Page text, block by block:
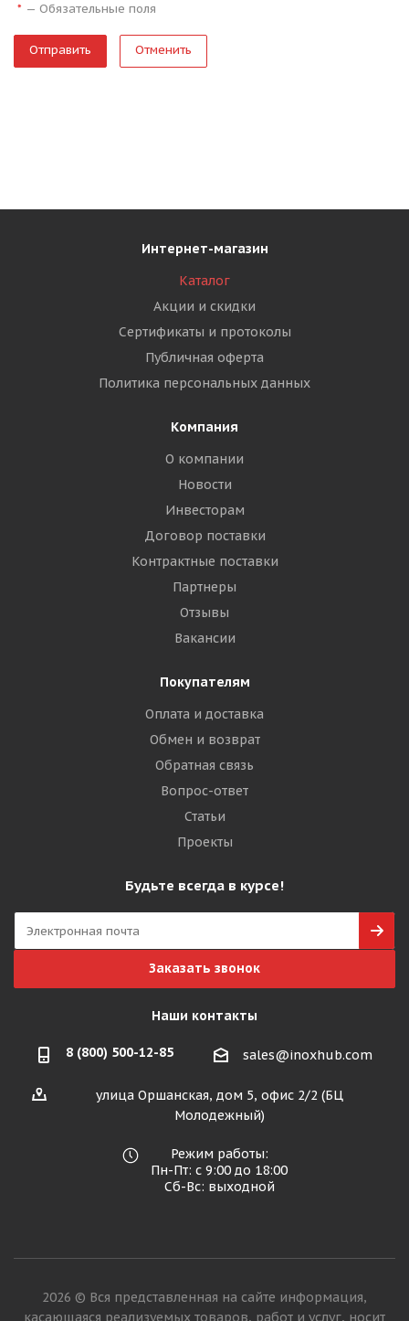
* — Обязательные поля
Отменить
Интернет-магазин
Каталог
Акции и скидки
Сертификаты и протоколы
Публичная оферта
Политика персональных данных
Компания
О компании
Новости
Инвесторам
Договор поставки
Контрактные поставки
Партнеры
Отзывы
Вакансии
Покупателям
Оплата и доставка
Обмен и возврат
Обратная связь
Вопрос-ответ
Статьи
Проекты
Будьте всегда в курсе!
Заказать звонок
Наши контакты
8 (800) 500-12-85 sales@inoxhub.com
улица Оршанская, дом 5, офис 2/2 (БЦ
Молодежный)
Режим работы:
Пн-Пт: с 9:00 до 18:00
Сб-Вс: выходной
2026 © Вся представленная на сайте информация,
касающаяся реализуемых товаров, работ и услуг, носит